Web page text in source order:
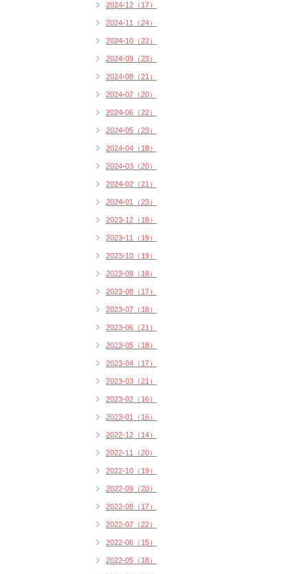
2024-12（17）
2024-11（24）
2024-10（22）
2024-09（23）
2024-08（21）
2024-07（20）
2024-06（22）
2024-05（23）
2024-04（18）
2024-03（20）
2024-02（21）
2024-01（23）
2023-12（18）
2023-11（19）
2023-10（19）
2023-09（18）
2023-08（17）
2023-07（18）
2023-06（21）
2023-05（18）
2023-04（17）
2023-03（21）
2023-02（16）
2023-01（16）
2022-12（14）
2022-11（20）
2022-10（19）
2022-09（20）
2022-08（17）
2022-07（22）
2022-06（15）
2022-05（18）